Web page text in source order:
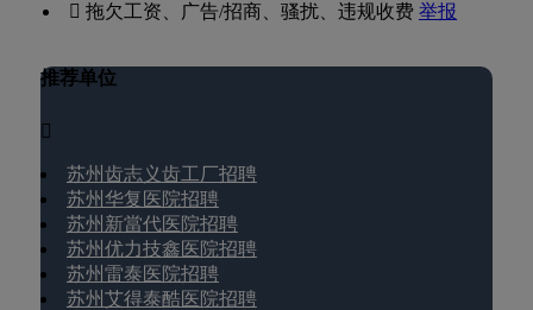
 拖欠工资、广告/招商、骚扰、违规收费举报
推荐单位

苏州齿志义齿工厂招聘
苏州华复医院招聘
苏州新當代医院招聘
苏州优力技鑫医院招聘
苏州雷泰医院招聘
苏州艾得泰酷医院招聘